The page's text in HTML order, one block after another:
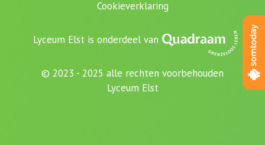
Cookieverklaring
Lyceum Elst is onderdeel van
© 2023 - 2025 alle rechten voorbehouden
Lyceum Elst